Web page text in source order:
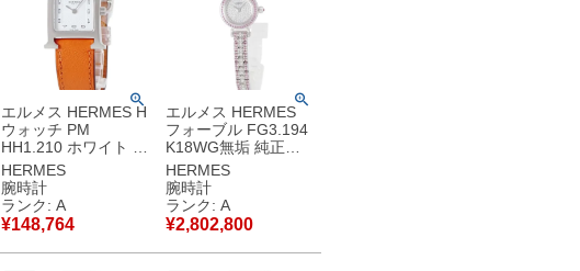
エルメス HERMES H
ウォッチ PM
HH1.210 ホワイト ア
ラビア スクエア H型
レディース 腕時計ク
オーツ ホワイト 【中
古】中古美品
HERMES
腕時計
ランク: A
¥148,764
エルメス HERMES
フォーブル FG3.194
K18WG無垢 純正ダ
イヤ＆ピンクサファ
イア パヴェ レディー
ス 腕時計クオーツ シ
ルバー 【中古】中古
美品
HERMES
腕時計
ランク: A
¥2,802,800